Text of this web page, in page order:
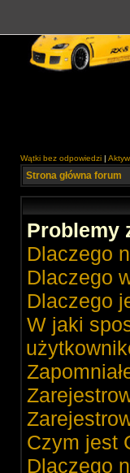
Wątki bez odpowiedzi |
Strona główna forum
Problemy
Dlaczego
Dlaczego
Dlaczego
W jaki
Czym jest
Dlaczego